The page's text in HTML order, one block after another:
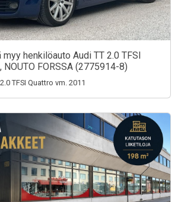
henkilöauto Audi TT 2.0 TFSI
NOUTO FORSSA (2775914-8)
TFSI Quattro vm. 2011